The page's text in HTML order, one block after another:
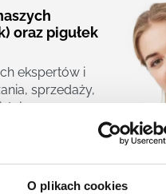
O plikach cookies
oraz pigułek
ekspertów i
sprzedaży,